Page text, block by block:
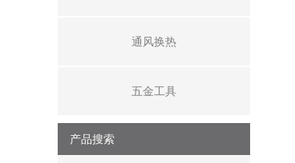
通风换热
五金工具
产品搜索